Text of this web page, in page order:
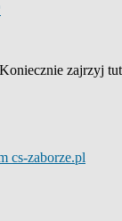
zajrzyj
cs-zaborze.pl